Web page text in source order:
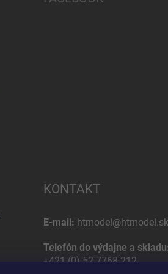
KONTAKT
E-mail: htmodel@htmodel.sk
Telefón do výdajne a
+421 (0) 52 7768 212